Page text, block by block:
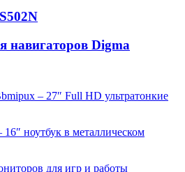
навигаторов Digma
– 27″ Full HD ультратонкие
ноутбук в металлическом
для игр и работы